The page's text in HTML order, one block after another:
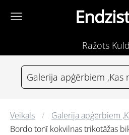
Ražots
Galerija apģērbiem ,Kas
Veikals
Galerija apģērbiem
Bordo tonī kokvilnas trikotāžas